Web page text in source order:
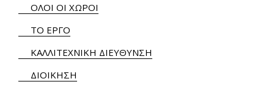
ΟΛΟΙ ΟΙ ΧΩΡΟΙ
ΤΟ ΕΡΓΟ
ΚΑΛΛΙΤΕΧΝΙΚΗ ΔΙΕΥΘΥΝΣΗ
ΔΙΟΙΚΗΣΗ